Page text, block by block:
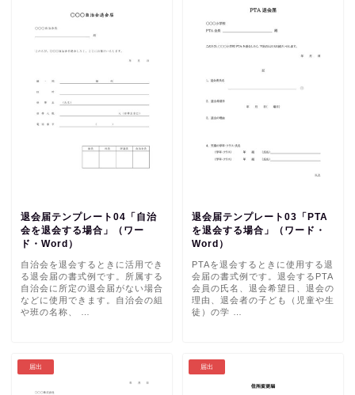
退会届テンプレート04「自治
会を退会する場合」（ワー
ド・Word）
自治会を退会するときに活用でき
る退会届の書式例です。所属する
自治会に所定の退会届がない場合
などに使用できます。自治会の組
や班の名称、 …
退会届テンプレート03「PTA
を退会する場合」（ワード・
Word）
PTAを退会するときに使用する退
会届の書式例です。退会するPTA
会員の氏名、退会希望日、退会の
理由、退会者の子ども（児童や生
徒）の学 …
届出 届出